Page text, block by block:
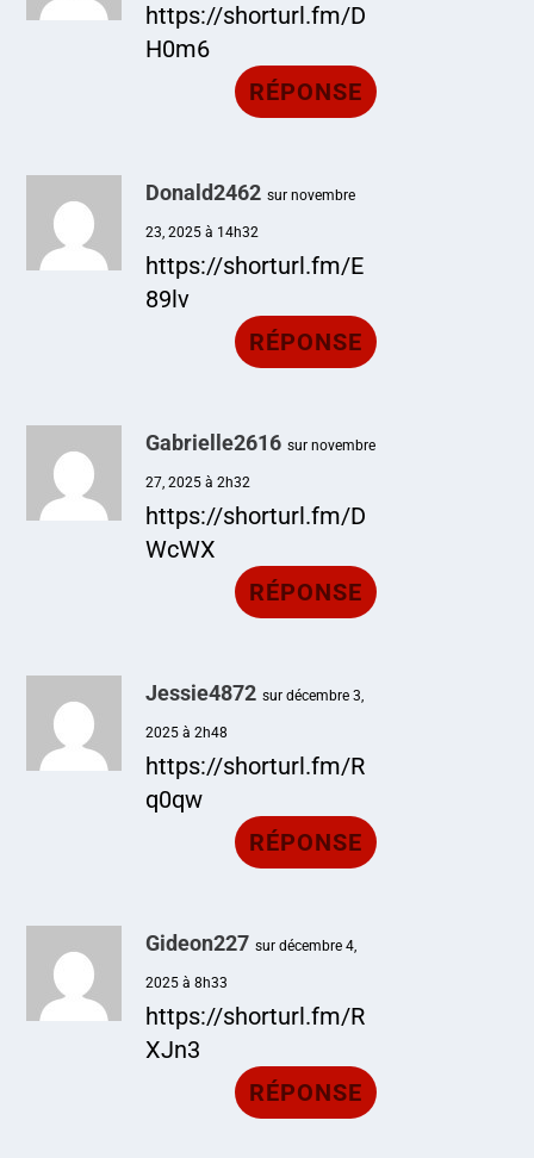
https://shorturl.fm/D
H0m6
RÉPONSE
Donald2462 sur novembre
23, 2025 à 14h32
https://shorturl.fm/E
89lv
RÉPONSE
Gabrielle2616 sur novembre
27, 2025 à 2h32
https://shorturl.fm/D
WcWX
RÉPONSE
Jessie4872 sur décembre 3,
2025 à 2h48
https://shorturl.fm/R
q0qw
RÉPONSE
Gideon227 sur décembre 4,
2025 à 8h33
https://shorturl.fm/R
XJn3
RÉPONSE